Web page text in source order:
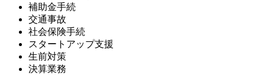
補助金手続
交通事故
社会保険手続
スタートアップ支援
生前対策
決算業務